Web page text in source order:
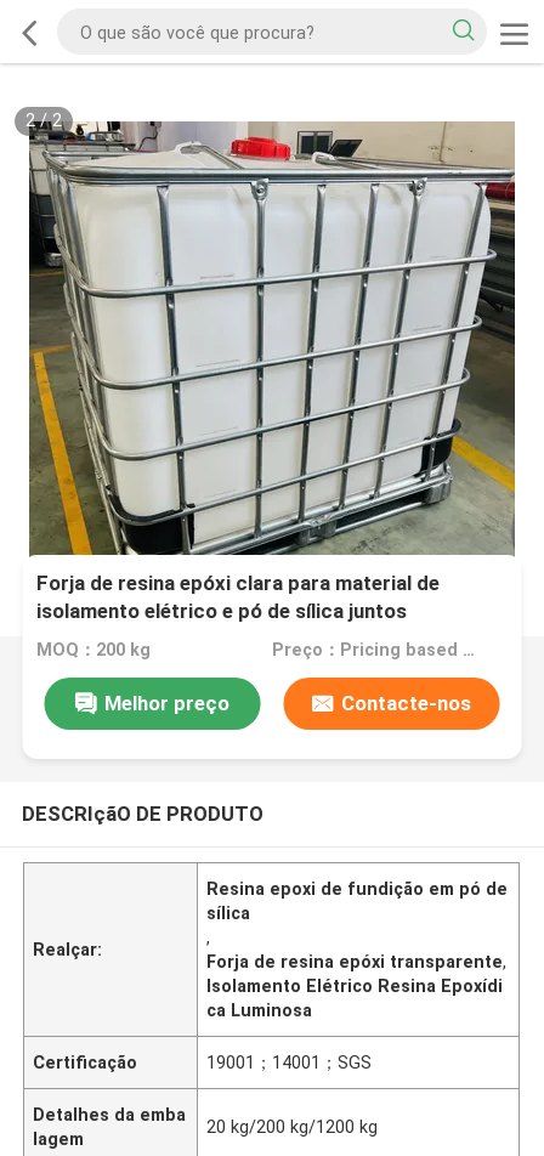
2/2
Forja de resina epóxi clara para material de
isolamento elétrico e pó de sílica juntos
MOQ：200 kg Preço：Pricing based on different products
Melhor preço Contacte-nos
DESCRIçãO DE PRODUTO
Realçar:
Resina epoxi de fundição em pó de
sílica
,
Forja de resina epóxi transparente,
Isolamento Elétrico Resina Epoxídi
ca Luminosa
Certificação 19001；14001；SGS
Detalhes da emba
lagem
20 kg/200 kg/1200 kg